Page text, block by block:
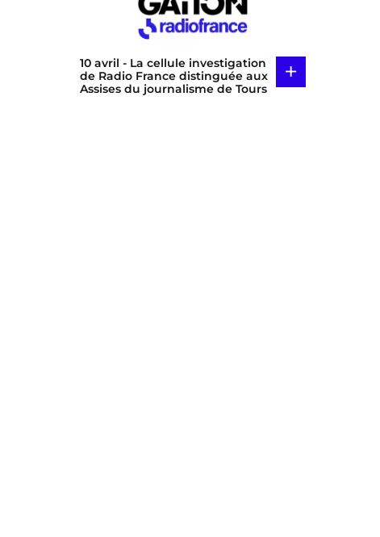
10 avril - La cellule investigation
de Radio France distinguée aux
Assises du journalisme de Tours
+